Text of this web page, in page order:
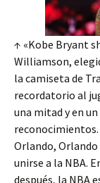
↑ «Kobe Bryant
Williamson,
la camiseta de
recordatorio al
una mitad y en
reconocimientos.
Orlando, Orlando
unirse a la NBA.
después, la NBA